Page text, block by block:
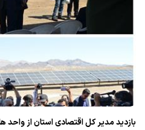
بازدید مدیر كل اقتصادی استان از